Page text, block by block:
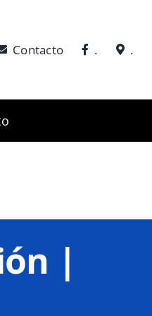
Contacto . .
|